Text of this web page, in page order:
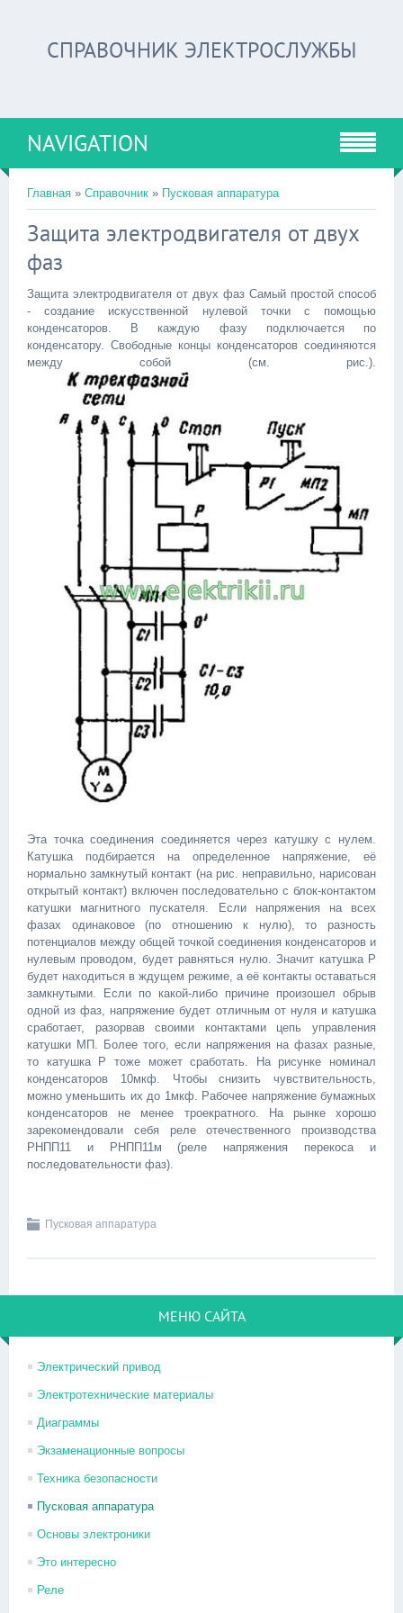
СПРАВОЧНИК ЭЛЕКТРОСЛУЖБЫ
NAVIGATION
Главная » Справочник » Пусковая аппаратура
Защита электродвигателя от двух
фаз
Защита электродвигателя от двух фаз Самый простой способ
- создание искусственной нулевой точки с помощью
конденсаторов. В каждую фазу подключается по
конденсатору. Свободные концы конденсаторов соединяются
между собой (см. рис.).
Эта точка соединения соединяется через катушку с нулем.
Катушка подбирается на определенное напряжение, её
нормально замкнутый контакт (на рис. неправильно, нарисован
открытый контакт) включен последовательно с блок-контактом
катушки магнитного пускателя. Если напряжения на всех
фазах одинаковое (по отношению к нулю), то разность
потенциалов между общей точкой соединения конденсаторов и
нулевым проводом, будет равняться нулю. Значит катушка P
будет находиться в ждущем режиме, а её контакты оставаться
замкнутыми. Если по какой-либо причине произошел обрыв
одной из фаз, напряжение будет отличным от нуля и катушка
сработает, разорвав своими контактами цепь управления
катушки МП. Более того, если напряжения на фазах разные,
то катушка Р тоже может сработать. На рисунке номинал
конденсаторов 10мкф. Чтобы снизить чувствительность,
можно уменьшить их до 1мкф. Рабочее напряжение бумажных
конденсаторов не менее троекратного. На рынке хорошо
зарекомендовали себя реле отечественного производства
РНПП11 и РНПП11м (реле напряжения перекоса и
последовательности фаз).
Пусковая аппаратура
МЕНЮ САЙТА
Электрический привод
Электротехнические материалы
Диаграммы
Экзаменационные вопросы
Техника безопасности
Пусковая аппаратура
Основы электроники
Это интересно
Реле